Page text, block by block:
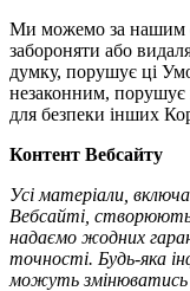
Ми можемо за нашим
забороняти або
думку, порушує ці
незаконним, порушує
для безпеки інших
Контент Вебсайту
Усі матеріали,
Вебсайті,
надаємо жодних
точності. Будь-яка
можуть змінюватись